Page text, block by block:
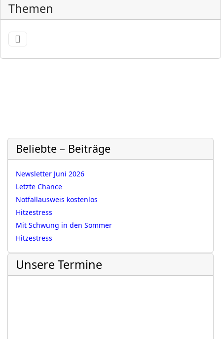
Themen
Beliebte – Beiträge
Newsletter Juni 2026
Letzte Chance
Notfallausweis kostenlos
Hitzestress
Mit Schwung in den Sommer
Hitzestress
Unsere Termine